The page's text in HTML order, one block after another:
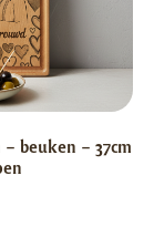
beuken – 37cm